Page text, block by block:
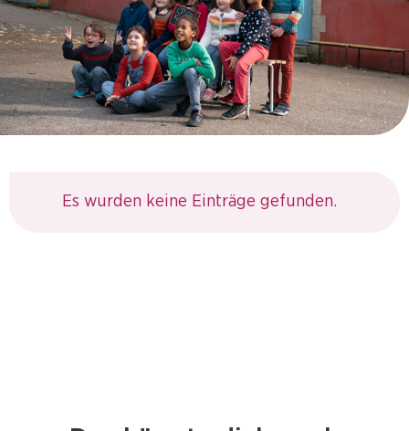
Es wurden keine Einträge gefunden.